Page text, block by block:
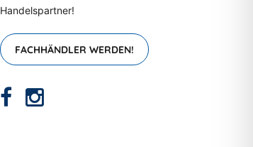
Handelspartner!
FACHHÄNDLER WERDEN!